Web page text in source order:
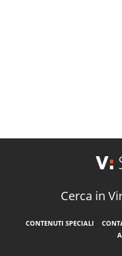
Cerca in
CONTENUTI SPECIALI